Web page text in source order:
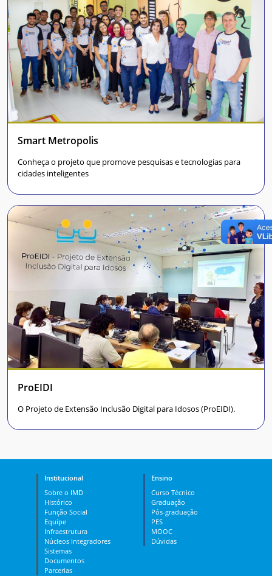
Smart Metropolis
Conheça o projeto que promove pesquisas e tecnologias para
cidades inteligentes
ProEIDI
O Projeto de Extensão Inclusão Digital para Idosos (ProEIDI).
Institucional
Sobre o IMD
Histórico
Função Social
Equipe
Infraestrutura
Núcleos Integradores
Sistemas
Documentos
Parcerias
Ensino
Curso Técnico
Graduação
Pós-graduação
PES
MOOC
Dúvidas